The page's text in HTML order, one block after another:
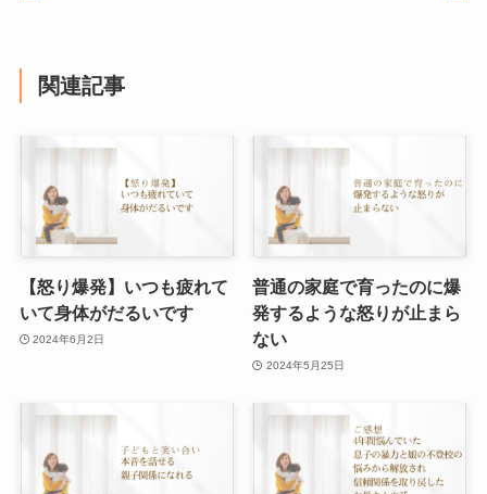
関連記事
【怒り爆発】いつも疲れて
いて身体がだるいです
2024年6月2日
普通の家庭で育ったのに爆
発するような怒りが止まら
ない
2024年5月25日